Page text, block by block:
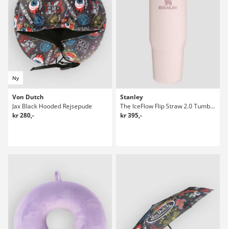
Ny
Von Dutch
Jax Black Hooded Rejsepude
kr 280,-
Stanley
The IceFlow Flip Straw 2.0 Tumbler 0.89L Flaske
kr 395,-